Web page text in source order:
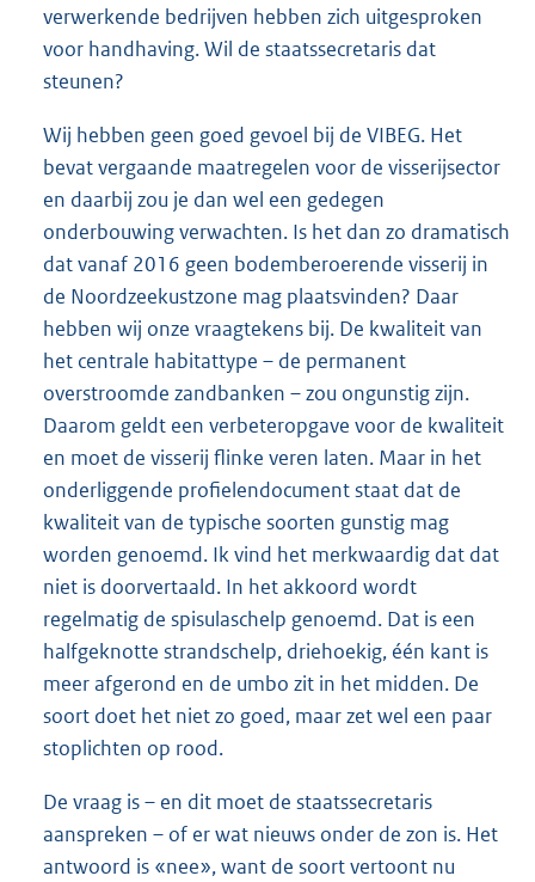
verwerkende bedrijven hebben zich uitgesproken
voor handhaving. Wil de staatssecretaris dat
steunen?
Wij hebben geen goed gevoel bij de VIBEG. Het
bevat vergaande maatregelen voor de visserijsector
en daarbij zou je dan wel een gedegen
onderbouwing verwachten. Is het dan zo dramatisch
dat vanaf 2016 geen bodemberoerende visserij in
de Noordzeekustzone mag plaatsvinden? Daar
hebben wij onze vraagtekens bij. De kwaliteit van
het centrale habitattype – de permanent
overstroomde zandbanken – zou ongunstig zijn.
Daarom geldt een verbeteropgave voor de kwaliteit
en moet de visserij flinke veren laten. Maar in het
onderliggende profielendocument staat dat de
kwaliteit van de typische soorten gunstig mag
worden genoemd. Ik vind het merkwaardig dat dat
niet is doorvertaald. In het akkoord wordt
regelmatig de spisulaschelp genoemd. Dat is een
halfgeknotte strandschelp, driehoekig, één kant is
meer afgerond en de umbo zit in het midden. De
soort doet het niet zo goed, maar zet wel een paar
stoplichten op rood.
De vraag is – en dit moet de staatssecretaris
aanspreken – of er wat nieuws onder de zon is. Het
antwoord is «nee», want de soort vertoont nu